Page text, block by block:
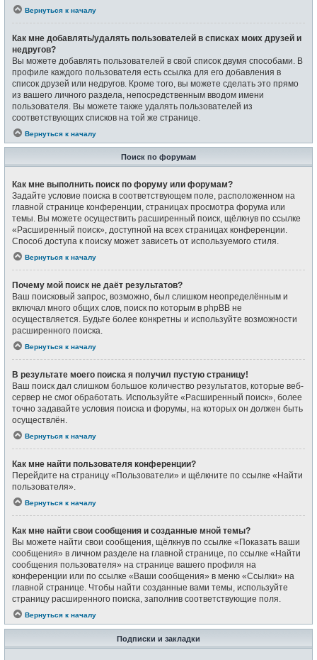
Вернуться к началу
Как мне добавлять/удалять пользователей в списках моих друзей и
недругов?
Вы можете добавлять пользователей в свой список двумя способами. В
профиле каждого пользователя есть ссылка для его добавления в
список друзей или недругов. Кроме того, вы можете сделать это прямо
из вашего личного раздела, непосредственным вводом имени
пользователя. Вы можете также удалять пользователей из
соответствующих списков на той же странице.
Вернуться к началу
Поиск по форумам
Как мне выполнить поиск по форуму или форумам?
Задайте условие поиска в соответствующем поле, расположенном на
главной странице конференции, страницах просмотра форума или
темы. Вы можете осуществить расширенный поиск, щёлкнув по ссылке
«Расширенный поиск», доступной на всех страницах конференции.
Способ доступа к поиску может зависеть от используемого стиля.
Вернуться к началу
Почему мой поиск не даёт результатов?
Ваш поисковый запрос, возможно, был слишком неопределённым и
включал много общих слов, поиск по которым в phpBB не
осуществляется. Будьте более конкретны и используйте возможности
расширенного поиска.
Вернуться к началу
В результате моего поиска я получил пустую страницу!
Ваш поиск дал слишком большое количество результатов, которые веб-
сервер не смог обработать. Используйте «Расширенный поиск», более
точно задавайте условия поиска и форумы, на которых он должен быть
осуществлён.
Вернуться к началу
Как мне найти пользователя конференции?
Перейдите на страницу «Пользователи» и щёлкните по ссылке «Найти
пользователя».
Вернуться к началу
Как мне найти свои сообщения и созданные мной темы?
Вы можете найти свои сообщения, щёлкнув по ссылке «Показать ваши
сообщения» в личном разделе на главной странице, по ссылке «Найти
сообщения пользователя» на странице вашего профиля на
конференции или по ссылке «Ваши сообщения» в меню «Ссылки» на
главной странице. Чтобы найти созданные вами темы, используйте
страницу расширенного поиска, заполнив соответствующие поля.
Вернуться к началу
Подписки и закладки